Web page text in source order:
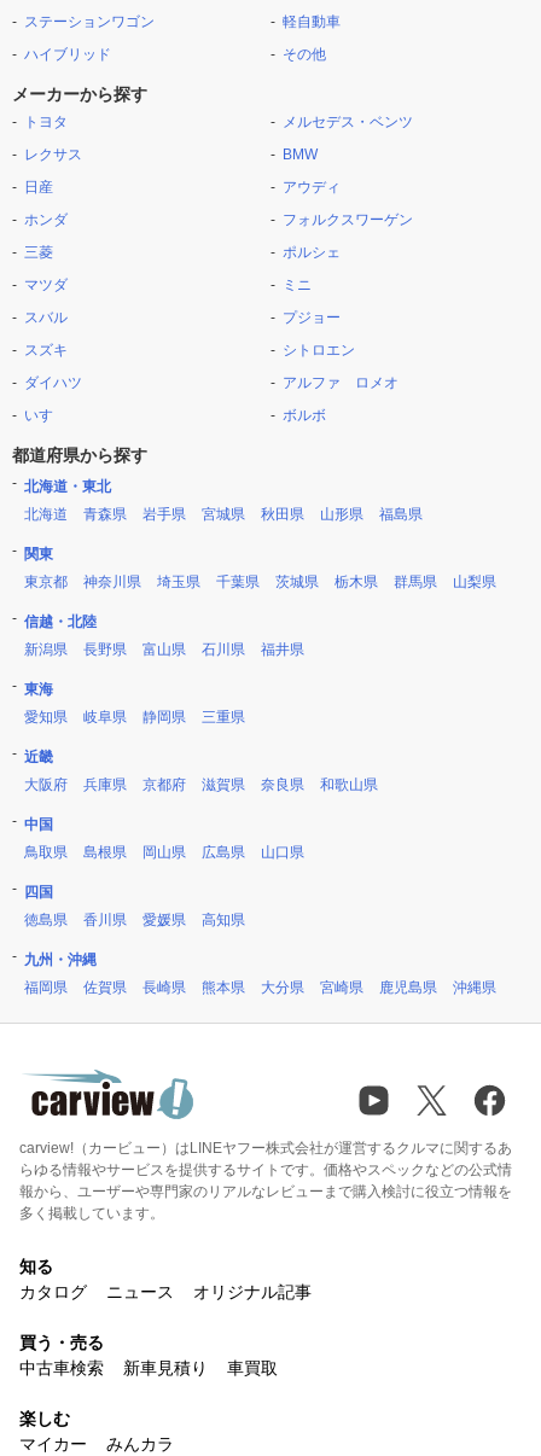
ステーションワゴン
ハイブリッド
軽自動車
その他
メーカーから探す
トヨタ
レクサス
日産
ホンダ
三菱
マツダ
スバル
スズキ
ダイハツ
いすゞ
メルセデス・ベンツ
BMW
アウディ
フォルクスワーゲン
ポルシェ
ミニ
プジョー
シトロエン
アルファ ロメオ
ボルボ
都道府県から探す
北海道・東北
北海道
青森県 岩手県 宮城県 秋田県 山形県 福島県
関東
東京都
神奈川県 埼玉県 千葉県 茨城県 栃木県 群馬県 山梨県
信越・北陸
新潟県
長野県 富山県 石川県 福井県
東海
愛知県
岐阜県 静岡県 三重県
近畿
大阪府
兵庫県 京都府 滋賀県 奈良県 和歌山県
中国
鳥取県
島根県 岡山県 広島県 山口県
四国
徳島県
香川県 愛媛県 高知県
九州・沖縄
福岡県
佐賀県 長崎県 熊本県 大分県 宮崎県 鹿児島県 沖縄県
carview!（カービュー）はLINEヤフー株式会社が運営するクルマに関するあ
らゆる情報やサービスを提供するサイトです。価格やスペックなどの公式情
報から、ユーザーや専門家のリアルなレビューまで購入検討に役立つ情報を
多く掲載しています。
知る
カタログ
ニュース オリジナル記事
買う・売る
中古車検索
新車見積り 車買取
楽しむ
マイカー
みんカラ